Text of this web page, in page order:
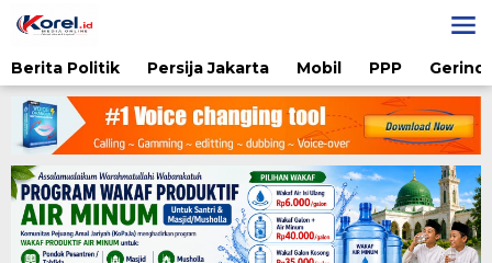
ke
Berita Politik
Persija Jakarta Mobil PPP